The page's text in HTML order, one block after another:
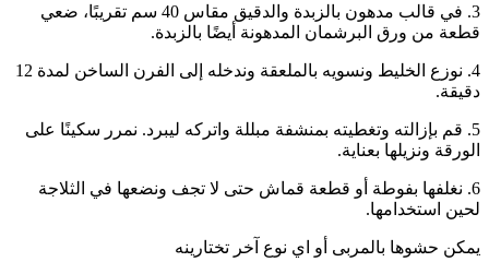
3. في قالب مدهون بالزبدة والدقيق مقاس 40 سم تقريبًا، ضعي
قطعة من ورق البرشمان المدهونة أيضًا بالزبدة.
4. نوزع الخليط ونسويه بالملعقة وندخله إلى الفرن الساخن لمدة 12
دقيقة.
5. قم بإزالته وتغطيته بمنشفة مبللة واتركه ليبرد. نمرر سكينًا على
الورقة ونزيلها بعناية.
6. نغلفها بفوطة أو قطعة قماش حتى لا تجف ونضعها في الثلاجة
لحين استخدامها.
يمكن حشوها بالمربى أو اي نوع آخر تختارينه